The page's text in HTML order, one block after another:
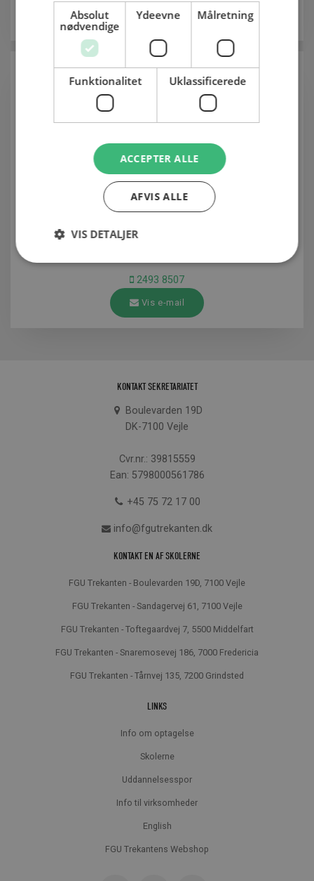
Vis e-mail
Oliver Nielsen
It-supporter (elev)
2493 8507
Vis e-mail
KONTAKT SEKRETARIATET
Boulevarden 19D
DK-7100 Vejle
Cvr.nr.: 39815559
Ean: 5798000561786
+45 75 72 17 00
info@fgutrekanten.dk
KONTAKT EN AF SKOLERNE
FGU Trekanten - Boulevarden 19D, 7100 Vejle
FGU Trekanten - Sandagervej 61, 7100 Vejle
FGU Trekanten - Toftegaardvej 7, 5500 Middelfart
FGU Trekanten - Snaremosevej 186, 7000 Fredericia
FGU Trekanten - Tårnvej 135, 7200 Grindsted
LINKS
Info om optagelse
Skolerne
Uddannelsesspor
Info til virksomheder
English
FGU Trekantens Webshop
Absolut
nødvendige
Ydeevne Målretning
Funktionalitet Uklassificerede
ACCEPTER ALLE
AFVIS ALLE
VIS DETALJER